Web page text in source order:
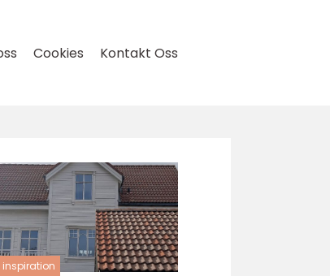
Cookies Kontakt Oss
inspiration